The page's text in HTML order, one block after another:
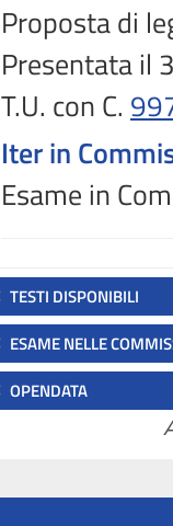
Proposta di
Presentata il
T.U. con C.
Iter in
Esame in
TESTI DISPONIBILI
ESAME NELLE
OPENDATA